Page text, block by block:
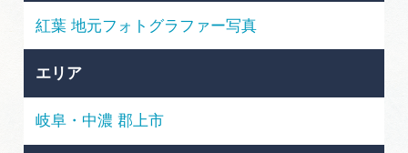
岐阜県観光データベース
紅葉 地元フォトグラファー写真
エリア
岐阜・中濃 郡上市